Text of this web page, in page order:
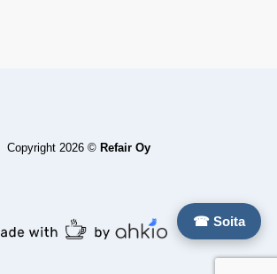
☎ Soita
Copyright 2026 © Refair Oy